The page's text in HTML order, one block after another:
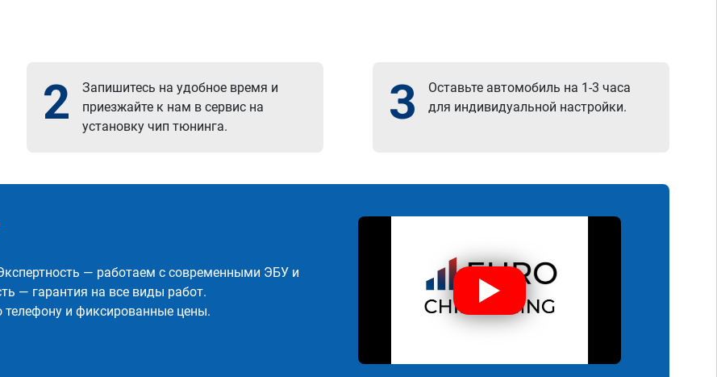
2
Запишитесь на удобное время и
приезжайте к нам в сервис на
установку чип тюнинга.
3
Оставьте автомобиль на 1-3 часа
для индивидуальной настройки.
— работаем с современными ЭБУ и
— гарантия на все виды работ.
телефону и фиксированные цены.